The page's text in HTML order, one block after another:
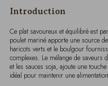
Ce plat savoureux et équilibré est
poulet mariné apporte une source
haricots verts et le boulgour
complexes. Le mélange de saveurs
et les sauces soja, ajoute une
idéal pour maintenir une
Ingrédients pour une